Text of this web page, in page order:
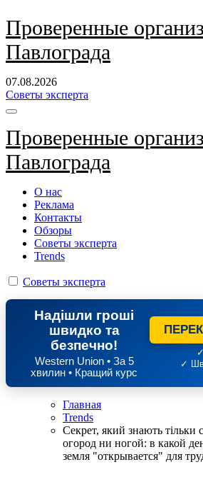
Перейти
к
содержанию
Проверенные
Павлограда
07.08.2026
Советы эксперта
Проверенные
Павлограда
О нас
Реклама
Контакты
Обзоры
Советы эксперта
Trends
Советы эксперта
Надішли гроші
швидко та
безпечно!
Western Union • За 5
хвилин • Кращий курс
✓
Главная
Trends
Секрет, який знають тільки
огород ни ногой: в какой
земля "открывается" для